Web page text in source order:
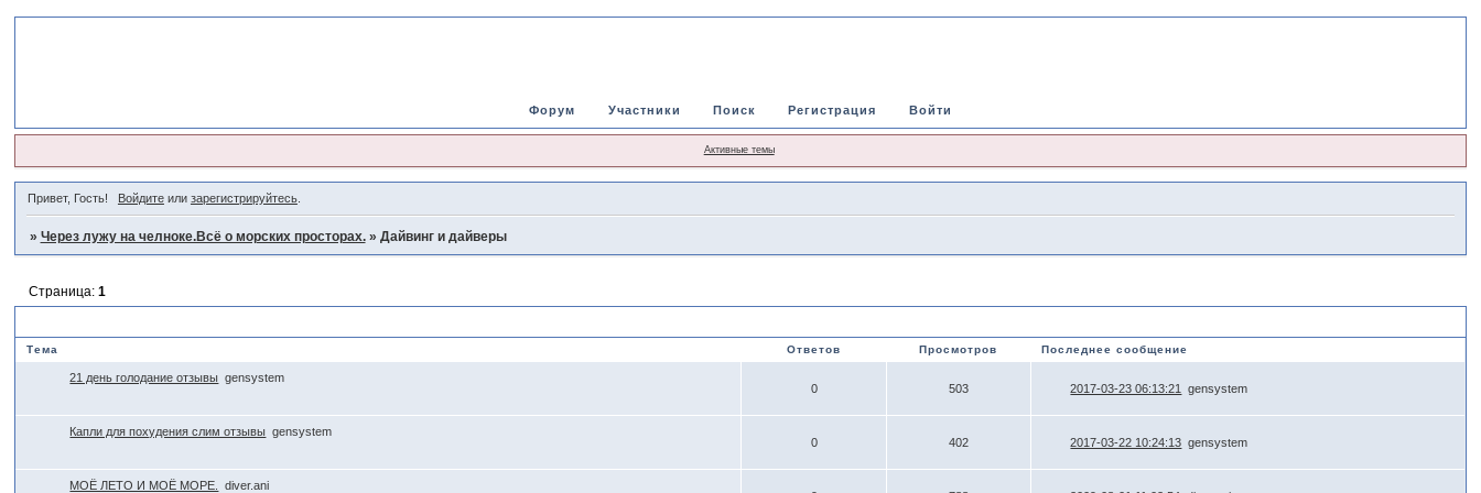
Форум Участники Поиск Регистрация Войти
Активные темы
Привет, Гость! Войдитеили зарегистрируйтесь.
» Через лужу на челноке.Всё о морских просторах. » Дайвинг и дайверы
Страница: 1
Тема Ответов Просмотров Последнее сообщение
21 день голодание отзывы gensystem
0
503 2017-03-23 06:13:21 gensystem
Капли для похудения слим отзывы gensystem
0
402 2017-03-22 10:24:13 gensystem
МОЁ ЛЕТО И МОЁ МОРЕ.
diver.ani